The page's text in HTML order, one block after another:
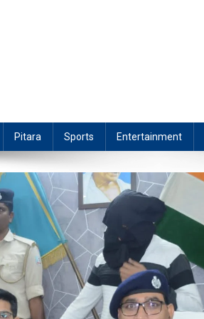
Pitara Sports Entertainment